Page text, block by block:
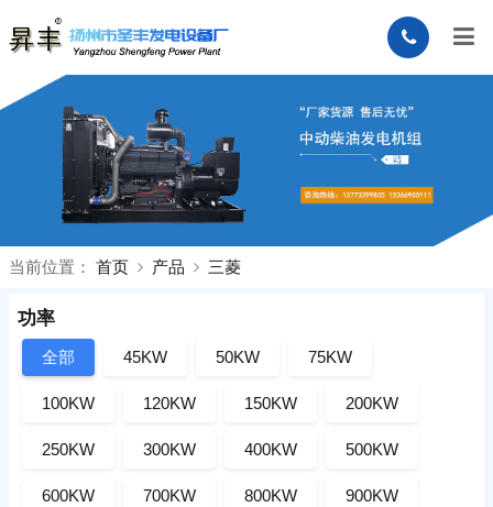
当前位置： 首页 产品 三菱
功率
全部 45KW 50KW 75KW
100KW 120KW 150KW 200KW
250KW 300KW 400KW 500KW
600KW 700KW 800KW 900KW